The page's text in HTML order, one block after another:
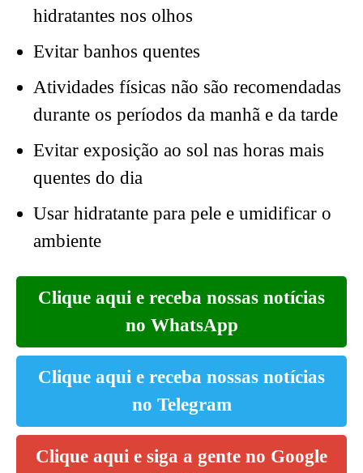
hidratantes nos olhos
Evitar banhos quentes
Atividades físicas não são recomendadas
durante os períodos da manhã e da tarde
Evitar exposição ao sol nas horas mais
quentes do dia
Usar hidratante para pele e umidificar o
ambiente
Clique aqui e receba nossas notícias
no WhatsApp
Clique aqui e receba nossas notícias
no Telegram
Clique aqui e siga a gente no Google